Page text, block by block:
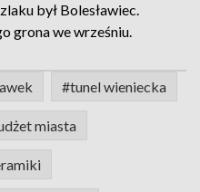
był Bolesławiec.
grona we wrześniu.
#tunel wieniecka
miasta